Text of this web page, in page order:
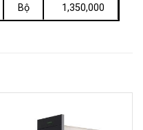
Bộ 1,350,000